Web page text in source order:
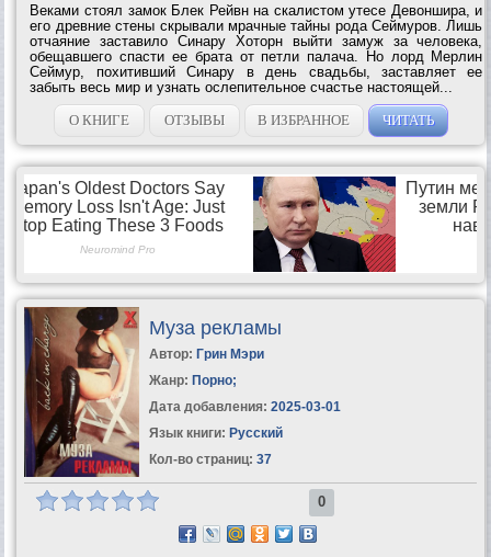
Веками стоял замок Блек Рейвн на скалистом утесе Девоншира, и
его древние стены скрывали мрачные тайны рода Сеймуров. Лишь
отчаяние заставило Синару Хоторн выйти замуж за человека,
обещавшего спасти ее брата от петли палача. Но лорд Мерлин
Сеймур, похитивший Синару в день свадьбы, заставляет ее
забыть весь мир и узнать ослепительное счастье настоящей...
О КНИГЕ
ОТЗЫВЫ В ИЗБРАННОЕ ЧИТАТЬ
Муза рекламы
Автор: Грин Мэри
Жанр: Порно;
Дата добавления: 2025-03-01
Язык книги: Русский
Кол-во страниц: 37
0